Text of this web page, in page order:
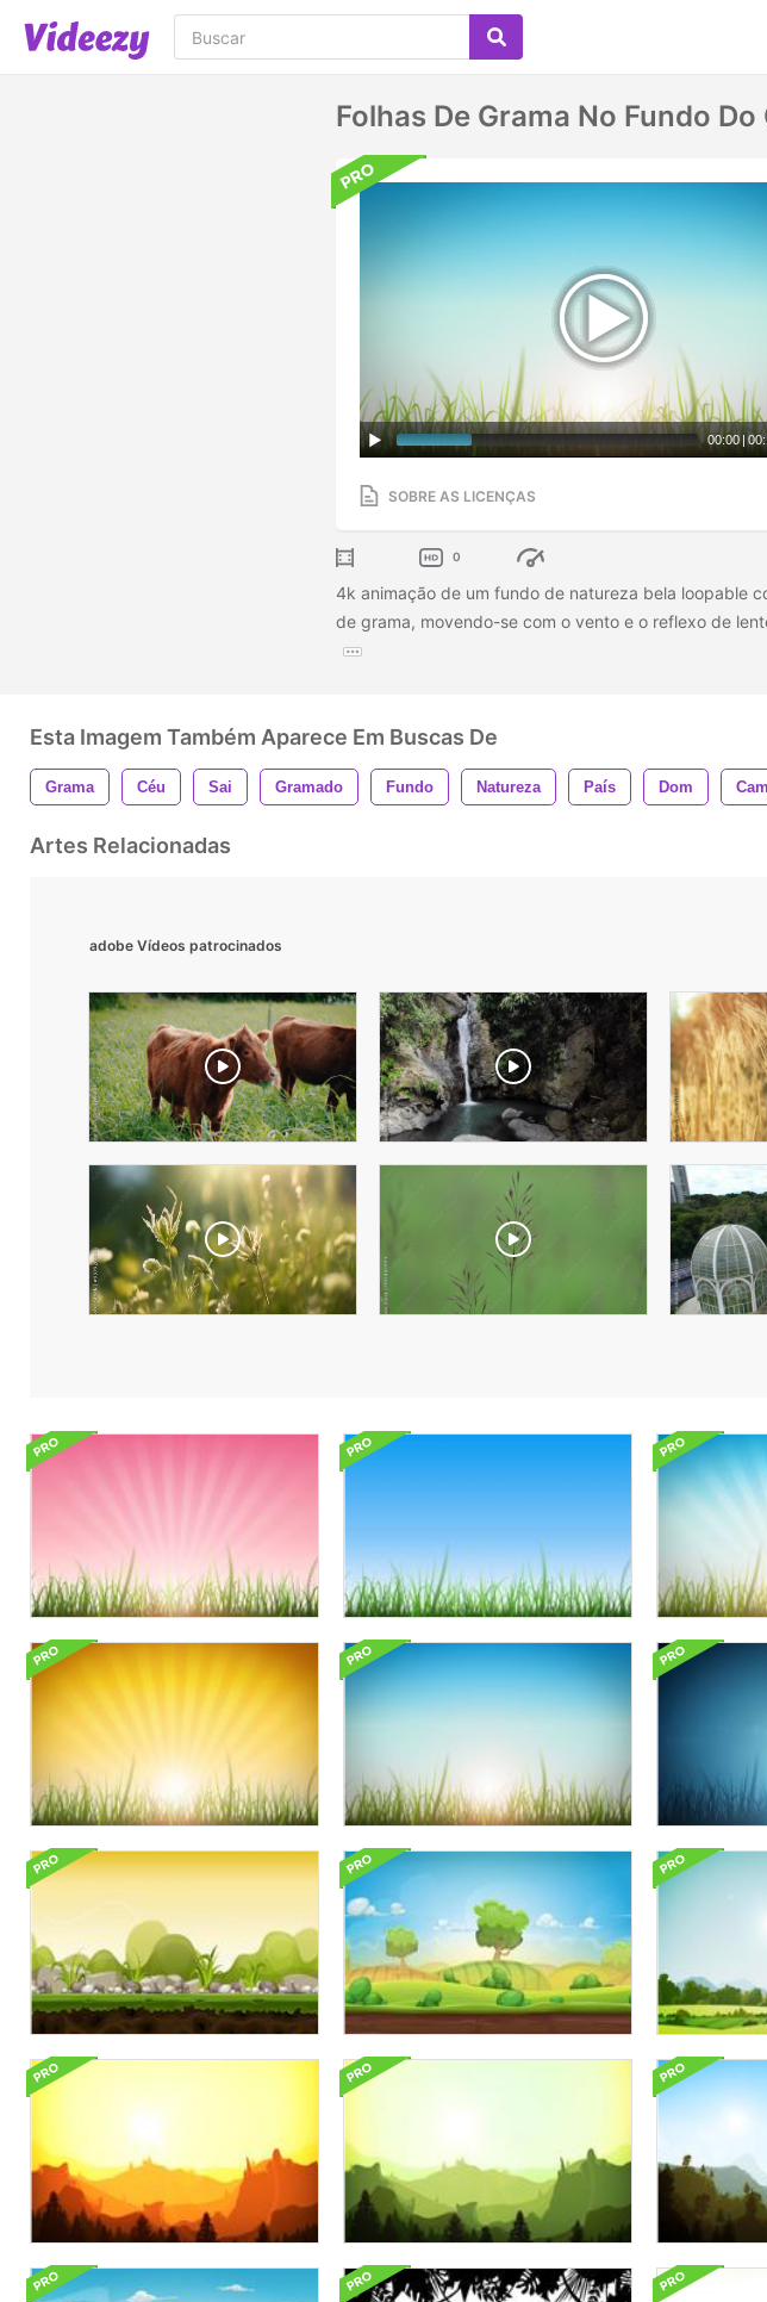
Folhas De Grama No Fundo
00:00 |
SOBRE AS LICENÇAS
0
4k animação de um fundo de natureza bela loopable
de grama, movendo-se com o vento e o reflexo de
Esta Imagem Também Aparece Em Buscas De
Grama Céu Sai Gramado Fundo Natureza País Dom
Artes Relacionadas
adobe Vídeos patrocinados